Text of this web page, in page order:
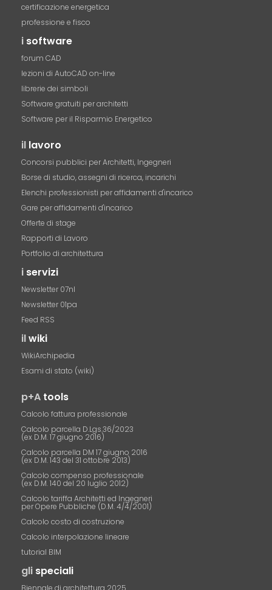
certificazione energetica
professione e fisco
i software
forum CAD
lezioni di AutoCAD on-line
librerie dei simboli
Software gratuiti per architetti
Software per il Risparmio Energetico
il lavoro
Concorsi pubblici per Architetti, Ingegneri
Borse di studio, assegni di ricerca, incarichi
Elenchi professionisti per affidamenti d'incarico
Gare per affidamenti d'incarico
Offerte di stage
Rapporti di Lavoro
Portfolio di architettura
i servizi
Newsletter 07nl
Newsletter 01pa
Feed RSS
ilwiki
WikiArchipedia
Esami di stato (wiki)
p+A tools
Calcolo fattura professionale
Calcolo parcella D.Lgs.36/2023
(ex D.M. 17 giugno 2016)
Calcolo parcella DM 17 giugno 2016
(ex D.M. 143 del 31 ottobre 2013)
Calcolo compenso professionale
(ex D.M. 140 del 20 luglio 2012)
Calcolo tariffa Architetti ed Ingegneri
per Opere Pubbliche (D.M. 4/4/2001)
Calcolo costo di costruzione
Calcolo interpolazione lineare
tutorial BIM
gli speciali
Biennale di architettura 2025